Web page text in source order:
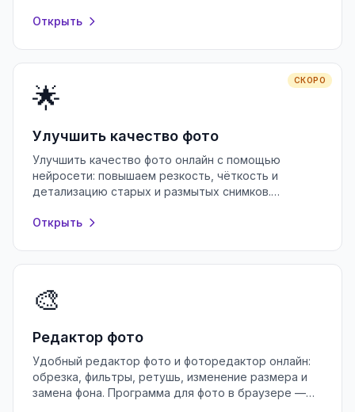
Открыть
СКОРО
🌟
Улучшить качество фото
Улучшить качество фото онлайн с помощью
нейросети: повышаем резкость, чёткость и
детализацию старых и размытых снимков.
Открыть
🎨
Редактор фото
Удобный редактор фото и фоторедактор онлайн:
обрезка, фильтры, ретушь, изменение размера и
замена фона. Программа для фото в браузере —